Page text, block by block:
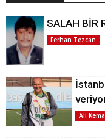
SALAH BİR
Ferhan Tezcan
Ali